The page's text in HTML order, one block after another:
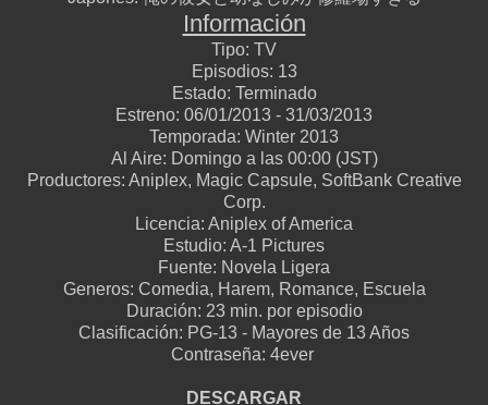
Información
Tipo: TV
Episodios: 13
Estado: Terminado
Estreno: 06/01/2013 - 31/03/2013
Temporada: Winter 2013
Al Aire: Domingo a las 00:00 (JST)
Productores: Aniplex, Magic Capsule, SoftBank Creative
Corp.
Licencia: Aniplex of America
Estudio: A-1 Pictures
Fuente: Novela Ligera
Generos: Comedia, Harem, Romance, Escuela
Duración: 23 min. por episodio
Clasificación: PG-13 - Mayores de 13 Años
Contraseña: 4ever
D ESCARGAR